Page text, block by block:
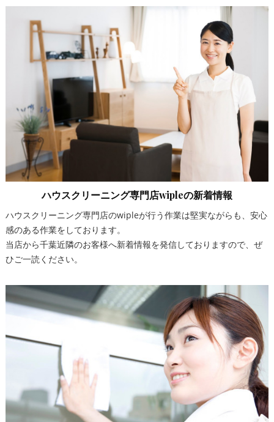
ハウスクリーニング専門店wipleの新着情報
ハウスクリーニング専門店のwipleが行う作業は堅実ながらも、安心
感のある作業をしております。
当店から千葉近隣のお客様へ新着情報を発信しておりますので、ぜ
ひご一読ください。